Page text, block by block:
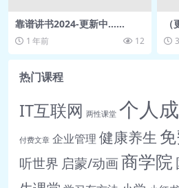
靠谱讲书2024-更新中……
1 年前 12
三
热门课程
IT互联网 两性课堂 个人
付费文章 企业管理 健康养生
听世界 启蒙/动画商学院